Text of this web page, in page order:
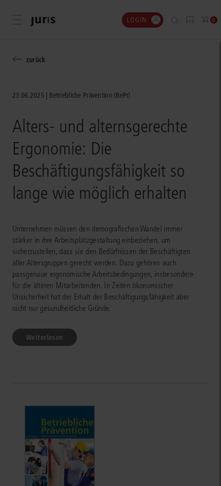
Menü öffnen LOGIN 0
zurück
23.06.2025 Betriebliche Prävention (BePr)
Alters- und alternsgerechte
Ergonomie: Die
Beschäftigungsfähigkeit so
lange wie möglich erhalten
Unternehmen müssen den demografischen Wandel immer
stärker in ihre Arbeitsplatzgestaltung einbeziehen, um
sicherzustellen, dass sie den Bedürfnissen der Beschäftigten
aller Altersgruppen gerecht werden. Dazu gehören auch
passgenaue ergonomische Arbeitsbedingungen, insbesondere
für die älteren Mitarbeitenden. In Zeiten ökonomischer
Unsicherheit hat der Erhalt der Beschäftigungsfähigkeit aber
nicht nur gesundheitliche Gründe.
Weiterlesen